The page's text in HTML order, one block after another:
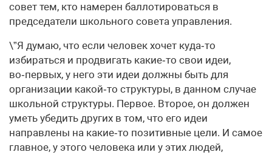
совет тем, кто намерен баллотироваться в
председатели школьного совета управления.
\”Я думаю, что если человек хочет куда‑то
избираться и продвигать какие‑то свои идеи,
во‑первых, у него эти идеи должны быть для
организации какой‑то структуры, в данном случае
школьной структуры. Первое. Второе, он должен
уметь убедить других в том, что его идеи
направлены на какие‑то позитивные цели. И самое
главное, у этого человека или у этих людей,